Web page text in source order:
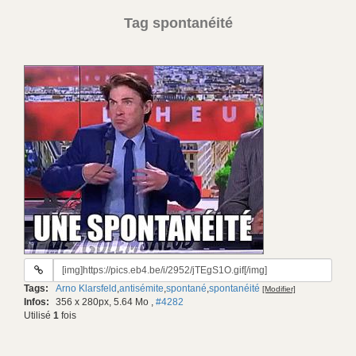
Tag spontanéité
URL
gif:
Tags: Arno Klarsfeld ,antisémite,spontané,spontanéité [Modifier]
Infos: 356 x 280px, 5.64 Mo , #4282
Utilisé 1 fois